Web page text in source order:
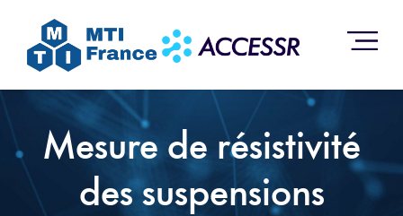
Mesure de résistivité
des suspensions